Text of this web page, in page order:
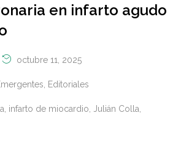
en infarto agudo
octubre 11, 2025
, Editoriales
, infarto de miocardio, Julián Colla,